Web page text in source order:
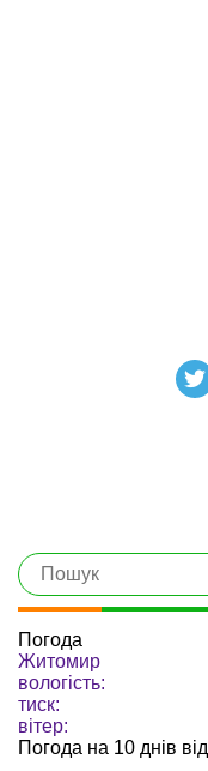
Погода
Житомир
вологість:
тиск:
вітер:
Погода на 10 днів від